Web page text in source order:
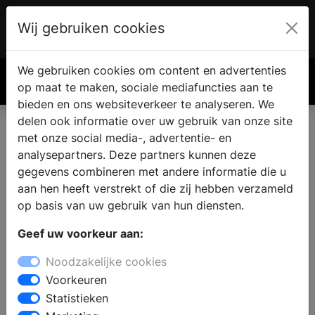
€ 0.00
Complete badkamer kopen in
Bergharen
compleet nieuwe badkamer vindt u inspiratie en
informatie bij de badkamerspecialist. In de showroom
kunt u kiezen uit badkamermeubels in verschillende
stijlen: van modern tot landelijk of klassiek. Laat u
informeren over de verschillende mogelijkheden op het
Wij gebruiken cookies
We gebruiken cookies om content en advertenties
op maat te maken, sociale mediafuncties aan te
bieden en ons websiteverkeer te analyseren. We
delen ook informatie over uw gebruik van onze site
met onze social media-, advertentie- en
analysepartners. Deze partners kunnen deze
gegevens combineren met andere informatie die u
aan hen heeft verstrekt of die zij hebben verzameld
op basis van uw gebruik van hun diensten.
Geef uw voorkeur aan:
Noodzakelijke cookies
Voorkeuren
Statistieken